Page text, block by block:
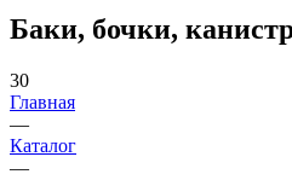
Баки, бочки,
30
Главная
—
Каталог
—